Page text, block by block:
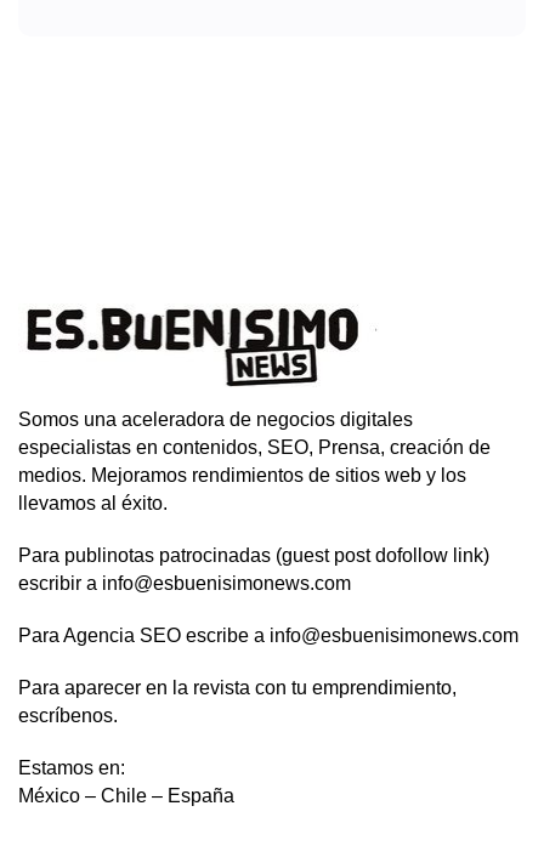
Somos una aceleradora de negocios digitales
especialistas en contenidos, SEO, Prensa, creación de
medios. Mejoramos rendimientos de sitios web y los
llevamos al éxito.
Para publinotas patrocinadas (guest post dofollow link)
escribir a info@esbuenisimonews.com
Para Agencia SEO escribe a info@esbuenisimonews.com
Para aparecer en la revista con tu emprendimiento,
escríbenos.
Estamos en:
México – Chile – España